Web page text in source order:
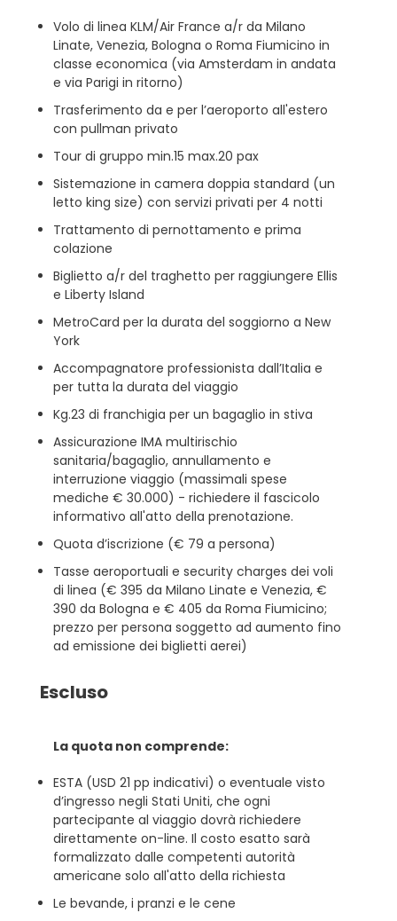
Volo di linea KLM/Air France a/r da Milano
Linate, Venezia, Bologna o Roma Fiumicino in
classe economica (via Amsterdam in andata
e via Parigi in ritorno)
Trasferimento da e per l’aeroporto all'estero
con pullman privato
Tour di gruppo min.15 max.20 pax
Sistemazione in camera doppia standard (un
letto king size) con servizi privati per 4 notti
Trattamento di pernottamento e prima
colazione
Biglietto a/r del traghetto per raggiungere Ellis
e Liberty Island
MetroCard per la durata del soggiorno a New
York
Accompagnatore professionista dall’Italia e
per tutta la durata del viaggio
Kg.23 di franchigia per un bagaglio in stiva
Assicurazione IMA multirischio
sanitaria/bagaglio, annullamento e
interruzione viaggio (massimali spese
mediche € 30.000) - richiedere il fascicolo
informativo all'atto della prenotazione.
Quota d’iscrizione (€ 79 a persona)
Tasse aeroportuali e security charges dei voli
di linea (€ 395 da Milano Linate e Venezia, €
390 da Bologna e € 405 da Roma Fiumicino;
prezzo per persona soggetto ad aumento fino
ad emissione dei biglietti aerei)
Escluso
La quota non comprende:
ESTA (USD 21 pp indicativi) o eventuale visto
d’ingresso negli Stati Uniti, che ogni
partecipante al viaggio dovrà richiedere
direttamente on-line. Il costo esatto sarà
formalizzato dalle competenti autorità
americane solo all'atto della richiesta
Le bevande, i pranzi e le cene